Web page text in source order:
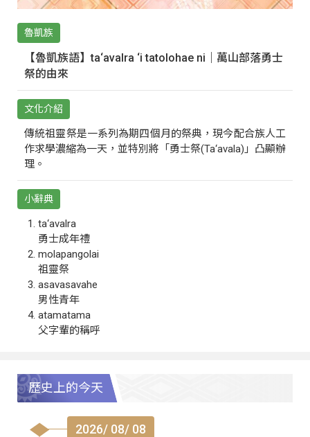
魯凱族
【魯凱族語】ta‘avalra ‘i tatolohae ni｜萬山部落勇士
祭的由來
文化介紹
傳統祖靈祭是一系列為期四個月的祭典，現今配合族人工
作求學濃縮為一天，並特別將「勇士祭(Ta‘avala)」凸顯辦
理。
小辭典
ta‘avalra
勇士成年禮
molapangolai
祖靈祭
asavasavahe
男性青年
atamatama
父字輩的稱呼
歷史上的今天
2026/ 08/ 08